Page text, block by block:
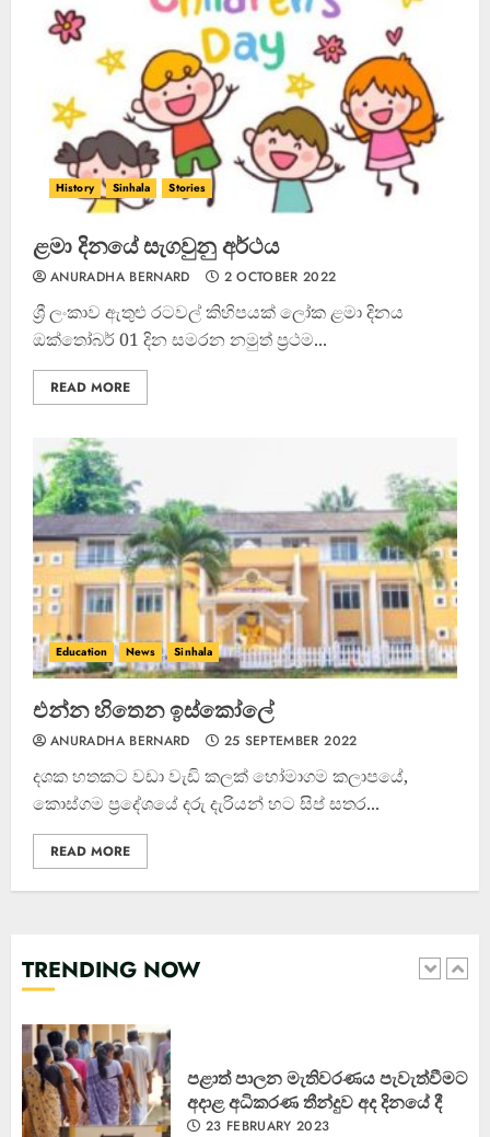
History Sinhala Stories
ළමා දිනයේ සැගවුනු අර්ථය
ANURADHA BERNARD 2 OCTOBER 2022
ශ්‍රී ලංකාව ඇතුළු රටවල් කිහිපයක් ලෝක ළමා දිනය
ඔක්තෝබර් 01 දින සමරන නමුත් ප්‍රථම...
READ MORE
Education News Sinhala
එන්න හිතෙන ඉස්කෝලේ
ANURADHA BERNARD 25 SEPTEMBER 2022
දශක හතකට වඩා වැඩි කලක් හෝමාගම කලාපයේ,
කොස්ගම ප්‍රදේශයේ දරු දැරියන් හට සිප් සතර...
READ MORE
TRENDING NOW
3
4
ඌව පළාතේ දක්ෂතම ක්‍රීඩකයා
මීගහකිවුලන් බිහි වෙයි
22 OCTOBER 2022
1
පළාත් පාලන මැතිවරණය පැවැත්වීමට
අදාළ අධිකරණ තීන්දුව අද දිනයේ දී
23 FEBRUARY 2023